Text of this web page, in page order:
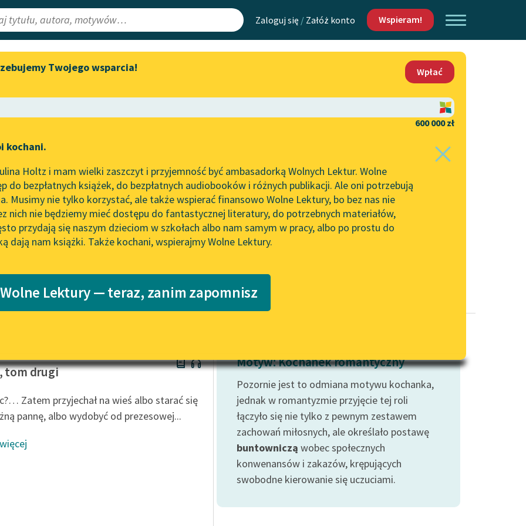
Zaloguj się / Załóż konto Wspieram!
Lektury
redakcyjne
Aktualności
„Prokurator Alicja Horn” do
literatury skandynawskiej
Spotkanie z Katarzyną Tunkiel
w Oslo
102. lata temu zmarł Joseph
Conrad
Lektury szkolne i klasyka
literatury do słuchania dla
E-kolekcja lektur szkolnych i
literatury do słuchania dla
niepełnosprawnościami
Feministyczne inspiracje.
Popularyzacja skandynawskiej
Mapa Wolnych Lektur
Leśmianator
API
OAI-PMH
Widget Wolnych Lektur
Katalog
Katalog w formacie PDF
Kontakt
O projekcie
Zasady wykorzystania
Wolnych Lektur
Logotypy
Materiały promocyjne
wrażliwych
Deklaracja dostępności
Twojego wsparcia!
Wpłać
600 000 zł
kochani.
Holtz i mam wielki zaszczyt i przyjemność być ambasadorką Wolnych Lektur. Wolne
do bezpłatnych książek, do bezpłatnych audiobooków i różnych publikacji. Ale oni potrzebują
Musimy nie tylko korzystać, ale także wspierać finansowo Wolne Lektury, bo bez nas nie
nich nie będziemy mieć dostępu do fantastycznej literatury, do potrzebnych materiałów,
przydają się naszym dzieciom w szkołach albo nam samym w pracy, albo po prostu do
dają nam książki. Także kochani, wspierajmy Wolne Lektury.
Lektury — teraz, zanim zapomnisz
romantyczny
Bolesław Prus✖
tom drugi
Zatem przyjechał na wieś albo starać się
pannę, albo wydobyć od prezesowej...
Motyw: Kochanek romantyczny
Pozornie jest to odmiana motywu kochanka,
jednak w romantyzmie przyjęcie tej roli
łączyło się nie tylko z pewnym zestawem
zachowań miłosnych, ale określało postawę
buntowniczą wobec społecznych
konwenansów i zakazów, krępujących
swobodne kierowanie się uczuciami.